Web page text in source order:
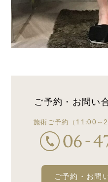
ご予約・お問い
施術ご予約 （11:00～
ご予約・お問